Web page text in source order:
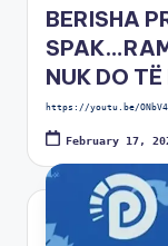
BERISHA
NUK DO
https://youtu.be/
February 17,